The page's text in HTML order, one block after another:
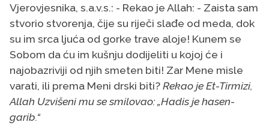
Vjerovjesnika, s.a.v.s.: - Rekao je Allah: - Zaista sam
stvorio stvorenja, čije su riječi slađe od meda, dok
su im srca ljuća od gorke trave aloje! Kunem se
Sobom da ću im kušnju dodijeliti u kojoj će i
najobazriviji od njih smeten biti! Zar Mene misle
varati, ili prema Meni drski biti?Rekao je Et-Tirmizi,
Allah Uzvišeni mu se smilovao: „Hadis je hasen-
garib.“